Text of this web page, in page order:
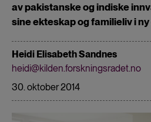
av pakistanske og indiske
sine ekteskap og familieliv i
Heidi Elisabeth Sandnes
heidi@kilden.forskningsradet.no
30. oktober 2014